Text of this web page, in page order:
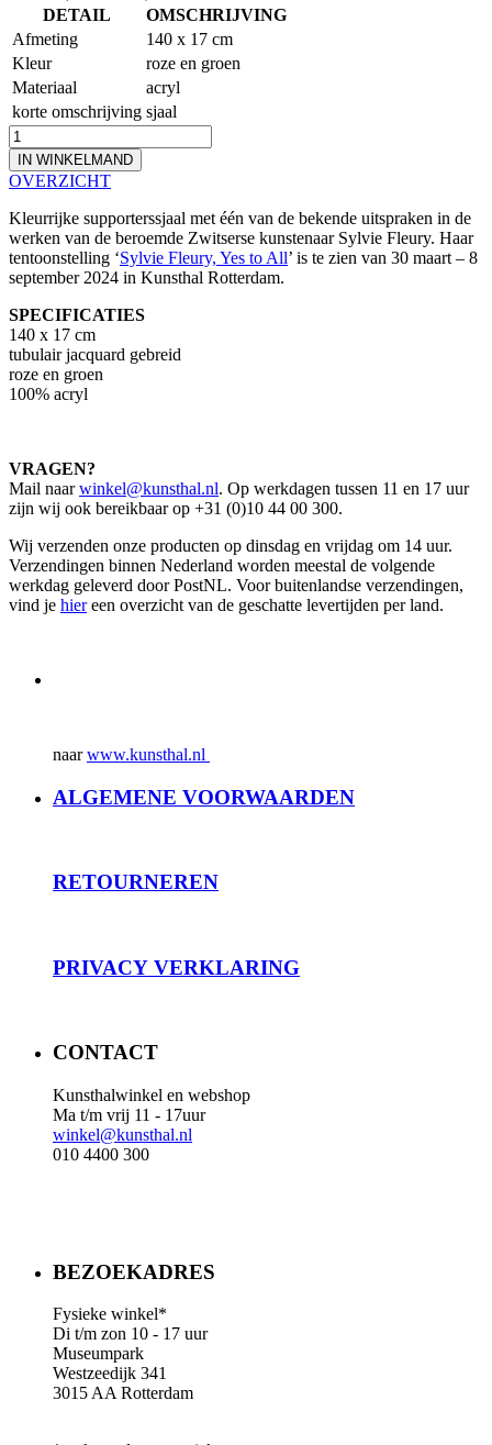
DETAIL
OMSCHRIJVING
Afmeting
140 x 17 cm
Kleur
roze en groen
Materiaal
acryl
korte omschrijving sjaal
IN WINKELMAND
OVERZICHT
Kleurrijke supporterssjaal met één van de bekende uitspraken in de
werken van de beroemde Zwitserse kunstenaar Sylvie Fleury. Haar
tentoonstelling ‘Sylvie Fleury, Yes to All’ is te zien van 30 maart – 8
september 2024 in Kunsthal Rotterdam.
SPECIFICATIES
140 x 17 cm
tubulair jacquard gebreid
roze en groen
100% acryl
VRAGEN?
Mail naarwinkel@kunsthal.nl. Op werkdagen tussen 11 en 17 uur
zijn wij ook bereikbaar op +31 (0)10 44 00 300.
Wij verzenden onze producten op dinsdag en vrijdag om 14 uur.
Verzendingen binnen Nederland worden meestal de volgende
werkdag geleverd door PostNL. Voor buitenlandse verzendingen,
vind je hiereen overzicht van de geschatte levertijden per land.
naarwww.kunsthal.nl
ALGEMENE VOORWAARDEN
RETOURNEREN
PRIVACY VERKLARING
CONTACT
Kunsthalwinkel en webshop
Ma t/m vrij 11 - 17uur
winkel@kunsthal.nl
010 4400 300
BEZOEKADRES
Fysieke winkel*
Di t/m zon 10 - 17 uur
Museumpark
Westzeedijk 341
3015 AA Rotterdam